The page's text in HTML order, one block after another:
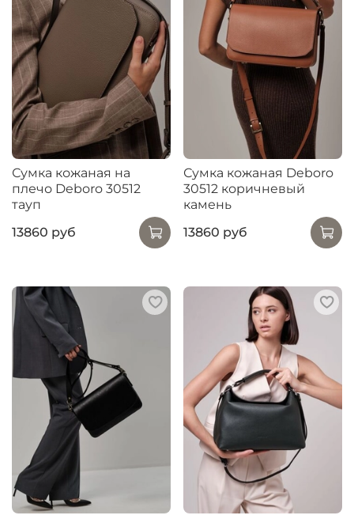
Сумка кожаная на
плечо Deboro 30512
тауп
13860 руб
Сумка кожаная Deboro
30512 коричневый
камень
13860 руб